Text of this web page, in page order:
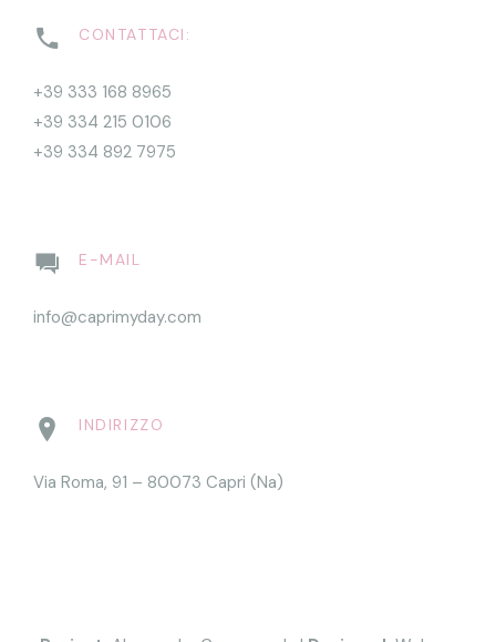
CONTATTACI:
+39 333 168 8965
+39 334 215 0106
+39 334 892 7975
E-MAIL
info@caprimyday.com
INDIRIZZO
Via Roma, 91 – 80073 Capri (Na)